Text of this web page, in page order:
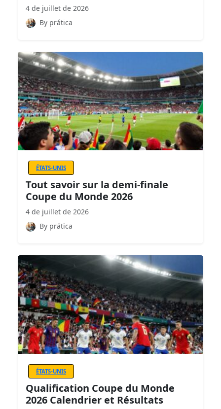
4 de juillet de 2026
By prática
ÉTATS-UNIS
Tout savoir sur la demi-finale
Coupe du Monde 2026
4 de juillet de 2026
By prática
ÉTATS-UNIS
Qualification Coupe du Monde
2026 Calendrier et Résultats